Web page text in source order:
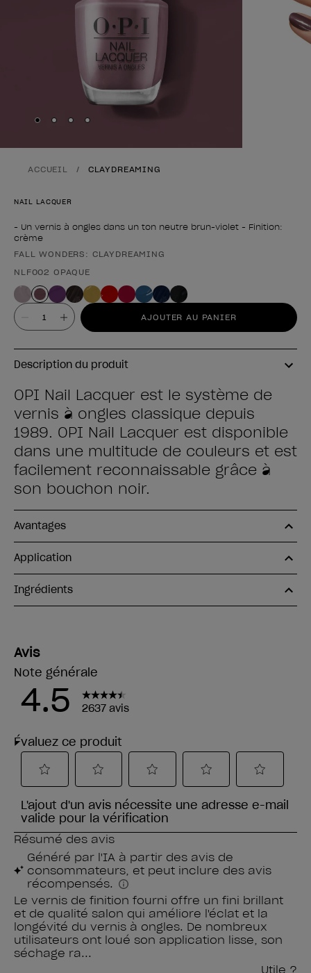
Skip to slide
Skip to slide
Skip to slide
Skip to slide
ACCUEIL CLAYDREAMING
NAIL LACQUER
- Un vernis à ongles dans un ton neutre brun-violet - Finition:
crème
Forme du produit
FALL WONDERS: CLAYDREAMING
NLF002 OPAQUE
Valeur AJOUTER AU PANIER
Description du produit
OPI Nail Lacquer est le système de
vernis à ongles classique depuis
1989. OPI Nail Lacquer est disponible
dans une multitude de couleurs et est
facilement reconnaissable grâce à
son bouchon noir.
Avantages
Application
Ingrédients